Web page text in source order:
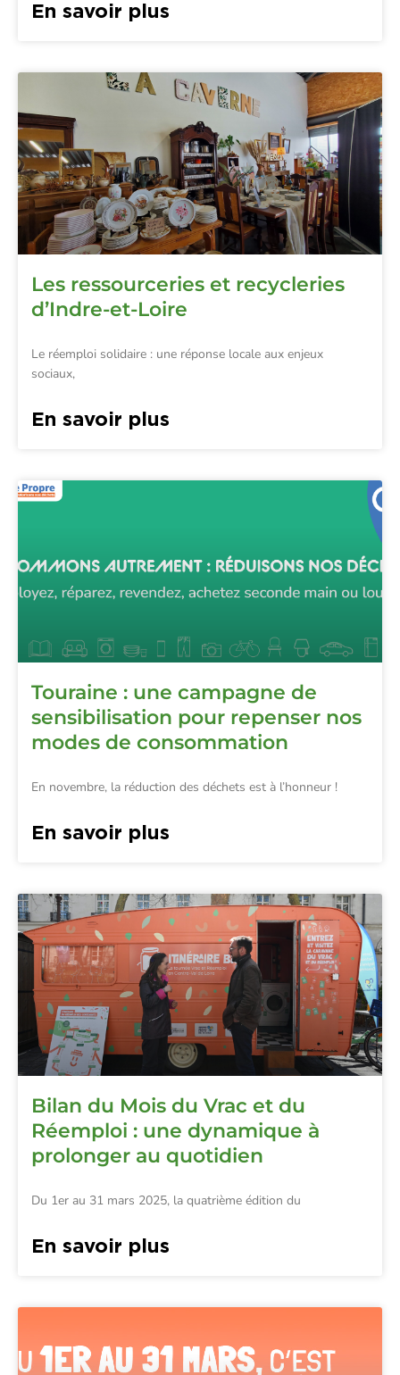
En savoir plus
Les ressourceries et recycleries
d’Indre-et-Loire
Le réemploi solidaire : une réponse locale aux enjeux
sociaux,
En savoir plus
Touraine : une campagne de
sensibilisation pour repenser nos
modes de consommation
En novembre, la réduction des déchets est à l’honneur !
En savoir plus
Bilan du Mois du Vrac et du
Réemploi : une dynamique à
prolonger au quotidien
Du 1er au 31 mars 2025, la quatrième édition du
En savoir plus